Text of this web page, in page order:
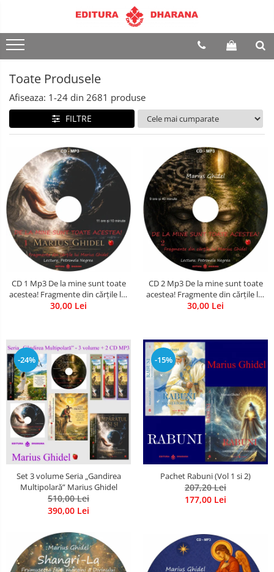
Toate Produsele
Afiseaza: 1-24 din 2681 produse
FILTRE
CD 1 Mp3 De la mine sunt toate
acestea! Fragmente din cărțile lui
Marius Ghidel
30,00 Lei
CD 2 Mp3 De la mine sunt toate
acestea! Fragmente din cărțile lui
Marius Ghidel
30,00 Lei
-24%
Set 3 volume Seria „Gandirea
Multipolară” Marius Ghidel
510,00 Lei
390,00 Lei
-15%
Pachet Rabuni (Vol 1 si 2)
207,20 Lei
177,00 Lei